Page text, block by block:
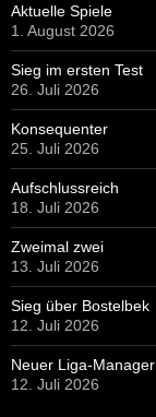
Aktuelle Spiele
1. August 2026
Sieg im ersten Test
26. Juli 2026
Konsequenter
25. Juli 2026
Aufschlussreich
18. Juli 2026
Zweimal zwei
13. Juli 2026
Sieg über Bostelbek
12. Juli 2026
Neuer Liga-Manager
12. Juli 2026